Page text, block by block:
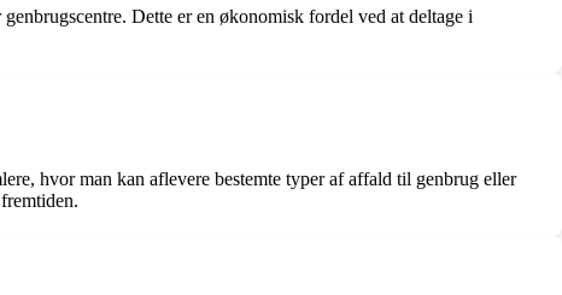
Dette er en økonomisk fordel ved at deltage i
hvor man kan aflevere bestemte typer af affald til genbrug eller